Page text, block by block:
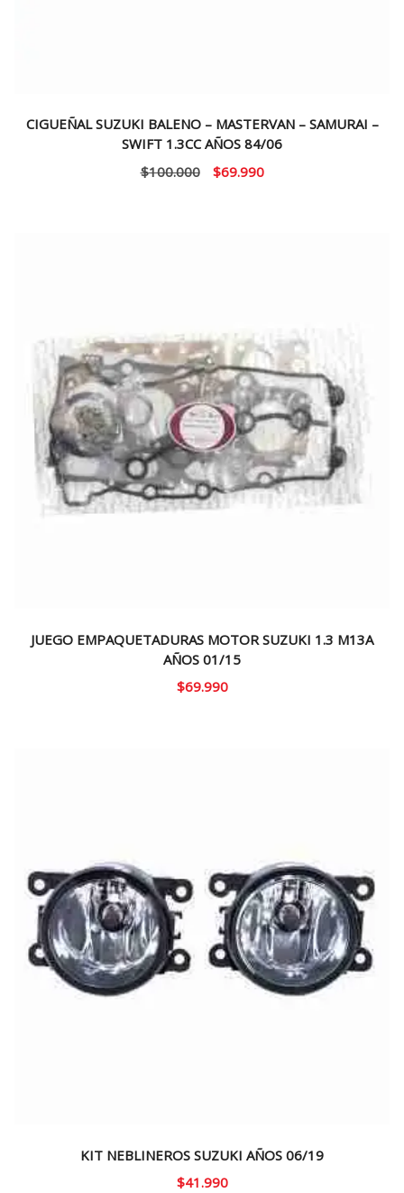
CIGUEÑAL SUZUKI BALENO – MASTERVAN – SAMURAI –
SWIFT 1.3CC AÑOS 84/06
$100.000
El
$69.990El
JUEGO EMPAQUETADURAS MOTOR SUZUKI 1.3 M13A
AÑOS 01/15
$69.990
KIT NEBLINEROS SUZUKI AÑOS 06/19
$41.990